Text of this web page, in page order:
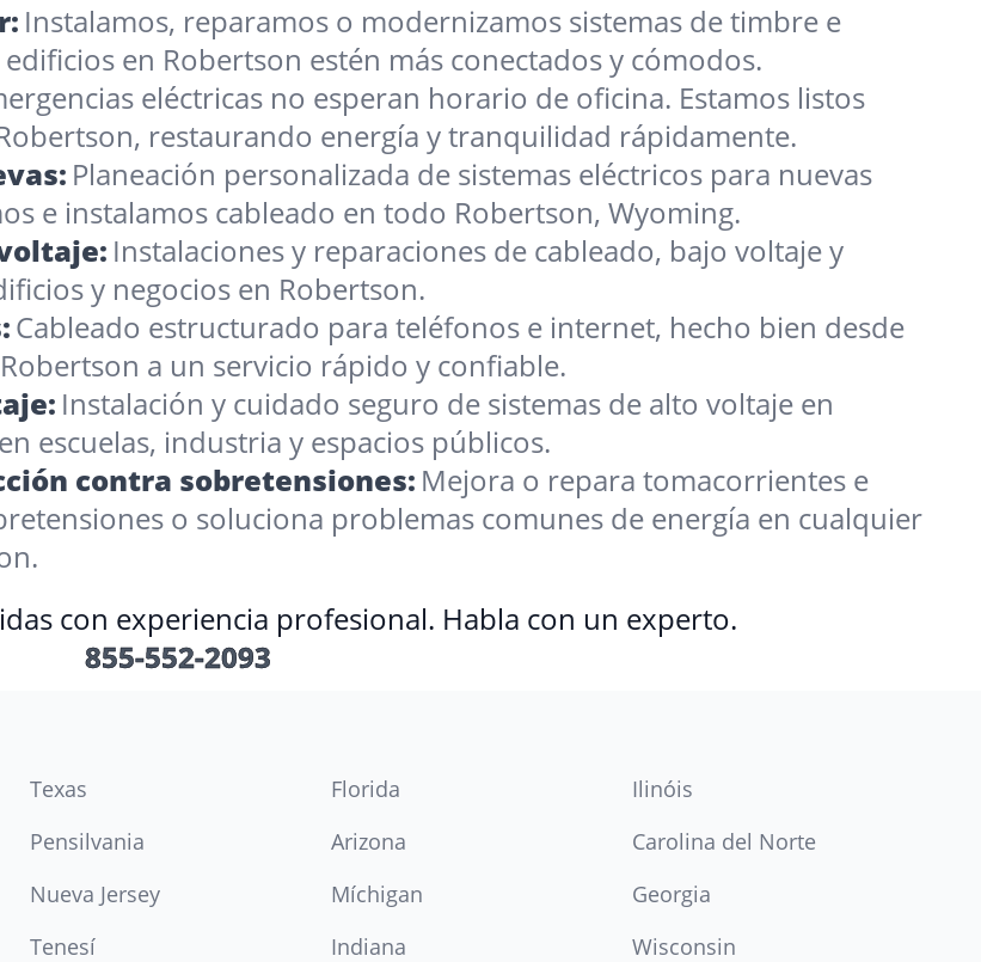
Instalamos, reparamos o modernizamos sistemas de timbre e
en Robertson estén más conectados y cómodos.
eléctricas no esperan horario de oficina. Estamos listos
restaurando energía y tranquilidad rápidamente.
Planeación personalizada de sistemas eléctricos para nuevas
e instalamos cableado en todo Robertson, Wyoming.
Instalaciones y reparaciones de cableado, bajo voltaje y
y negocios en Robertson.
Cableado estructurado para teléfonos e internet, hecho bien desde
a un servicio rápido y confiable.
Instalación y cuidado seguro de sistemas de alto voltaje en
escuelas, industria y espacios públicos.
contra sobretensiones: Mejora o repara tomacorrientes e
o soluciona problemas comunes de energía en cualquier
con experiencia profesional. Habla con un experto.
855-552-2093
Texas Florida
Ilinóis
Pensilvania Arizona
Carolina del Norte
Nueva Jersey Míchigan
Georgia
Tenesí Indiana Wisconsin